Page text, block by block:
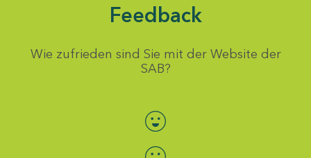
Feedback
Wie zufrieden sind Sie mit der Website der
SAB?
Bewertung auswählen